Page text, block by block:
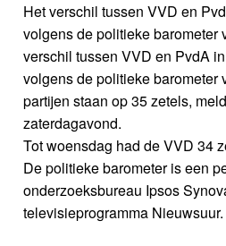
Het verschil tussen VVD en
volgens de politieke barometer
verschil tussen VVD en PvdA
volgens de politieke barometer
partijen staan op 35 zetels,
zaterdagavond.
Tot woensdag had de VVD 34
De politieke barometer is een
onderzoeksbureau Ipsos
televisieprogramma Nieuwsuur.